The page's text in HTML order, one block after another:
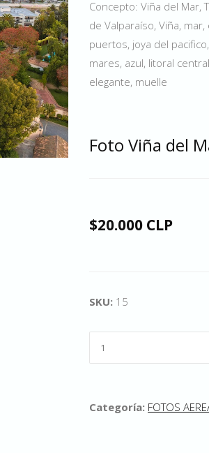
Concepto: Viña del Mar,
de Valparaíso, Viña,
puertos, joya del
mares, azul, litoral
elegante, muelle
Foto Viña del
$20.000 CLP
SKU: 15
Categoría: FOTOS